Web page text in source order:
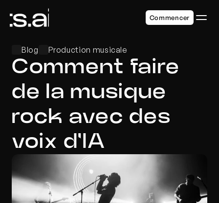
Blog Production musicale
Comment faire
de la musique
rock avec des
voix d'IA
Commencer